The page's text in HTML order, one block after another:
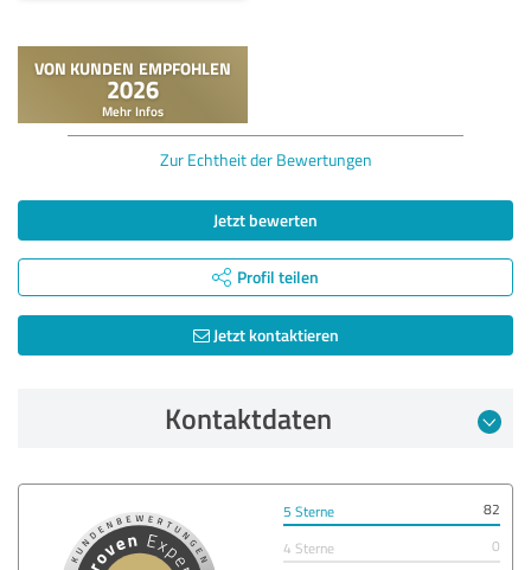
Zur Echtheit der Bewertungen
Jetzt bewerten
Profil teilen
Jetzt kontaktieren
Kontaktdaten
5 Sterne
82
4 Sterne
0